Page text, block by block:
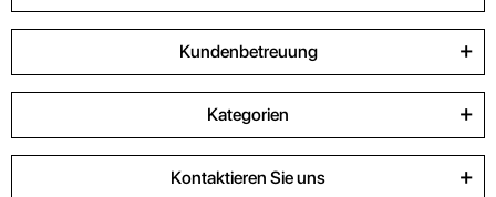
Kundenbetreuung
Kategorien
Kontaktieren Sie uns